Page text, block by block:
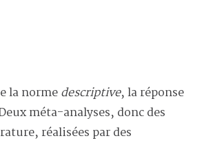
la normedescriptive, la réponse
méta-analyses, donc des
réalisées par des